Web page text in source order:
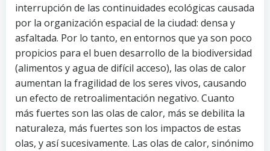
interrupción de las continuidades ecológicas causada
por la organización espacial de la ciudad: densa y
asfaltada. Por lo tanto, en entornos que ya son poco
propicios para el buen desarrollo de la biodiversidad
(alimentos y agua de difícil acceso), las olas de calor
aumentan la fragilidad de los seres vivos, causando
un efecto de retroalimentación negativo. Cuanto
más fuertes son las olas de calor, más se debilita la
naturaleza, más fuertes son los impactos de estas
olas, y así sucesivamente. Las olas de calor, sinónimo